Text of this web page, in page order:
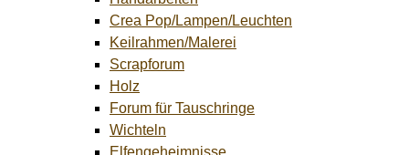
Crea Pop/Lampen/Leuchten
Keilrahmen/Malerei
Scrapforum
Holz
Forum für Tauschringe
Wichteln
Elfengeheimnisse